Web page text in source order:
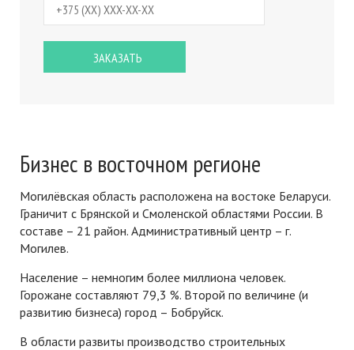
Бизнес в восточном регионе
Могилёвская область расположена на востоке Беларуси.
Граничит с Брянской и Смоленской областями России. В
составе – 21 район. Административный центр – г.
Могилев.
Население – немногим более миллиона человек.
Горожане составляют 79,3 %. Второй по величине (и
развитию бизнеса) город – Бобруйск.
В области развиты производство строительных